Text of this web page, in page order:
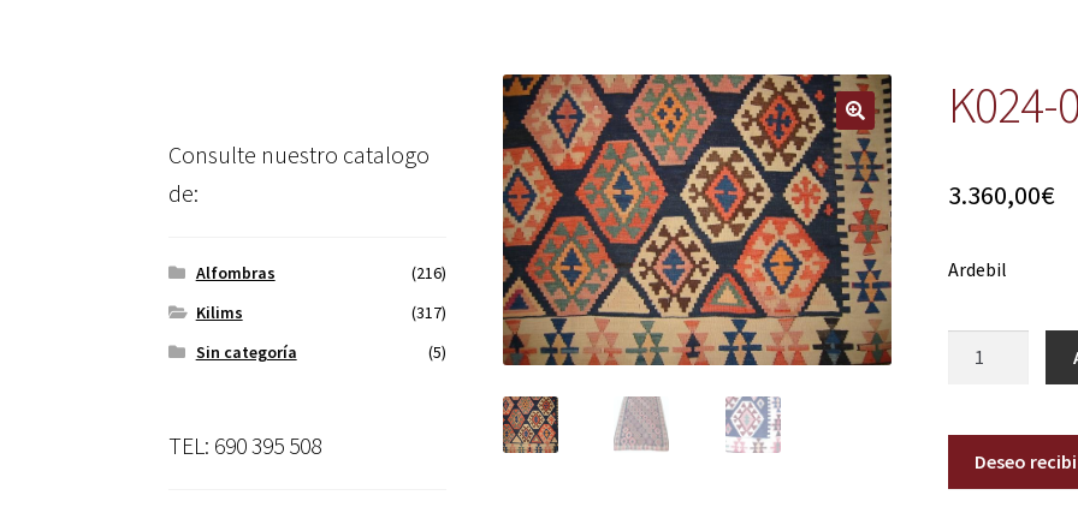
K024-
3.360,00€
Ardebil
Deseo
Consulte nuestro catalogo
de:
Alfombras
(216)
Kilims
(317)
Sin categoría
(5)
TEL: 690 395 508